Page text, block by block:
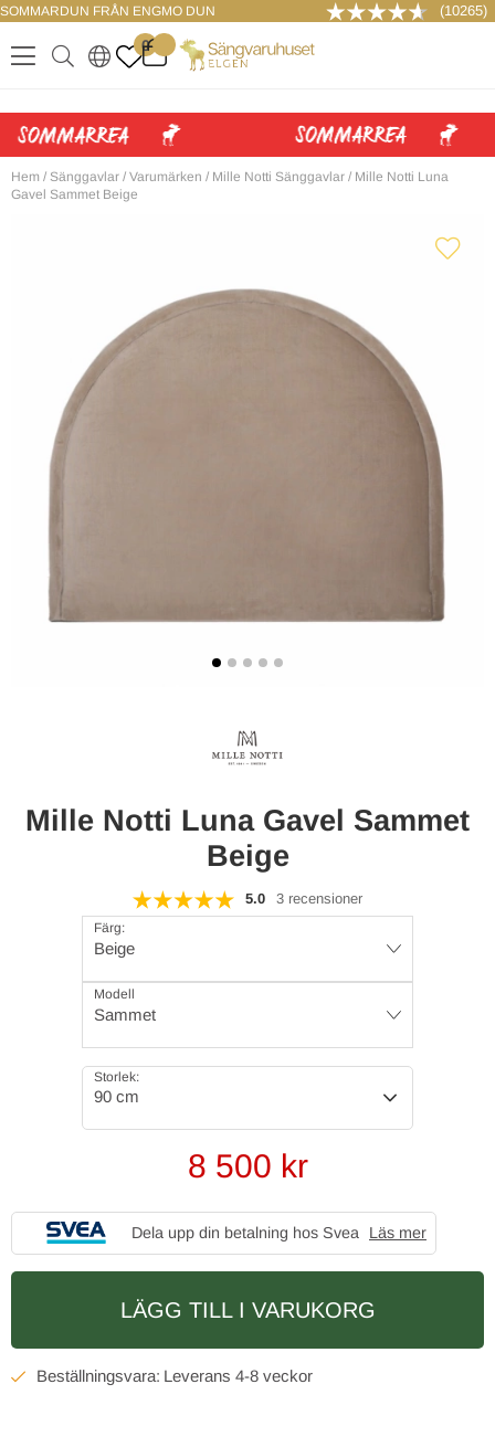
SOMMARDUN FRÅN ENGMO DUN (10265)
.
0
. ..
LOGGA IN
Hem / Sänggavlar / Varumärken / Mille Notti Sänggavlar / Mille Notti Luna
Gavel Sammet Beige
Mille Notti Luna Gavel Sammet
Beige
5.0 3 recensioner
Färg:
Beige
Modell
Sammet
Storlek:
90 cm
8 500 kr
Dela upp din betalning hos Svea Läs mer
LÄGG TILL I VARUKORG
4-8 veckor